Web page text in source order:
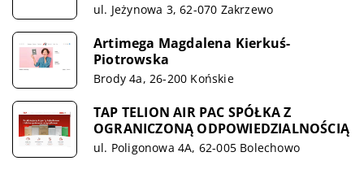
ul. Jeżynowa 3, 62-070 Zakrzewo
Artimega Magdalena Kierkuś-
Piotrowska
Brody 4a, 26-200 Końskie
TAP TELION AIR PAC SPÓŁKA Z
OGRANICZONĄ ODPOWIEDZIALNOŚCIĄ
ul. Poligonowa 4A, 62-005 Bolechowo